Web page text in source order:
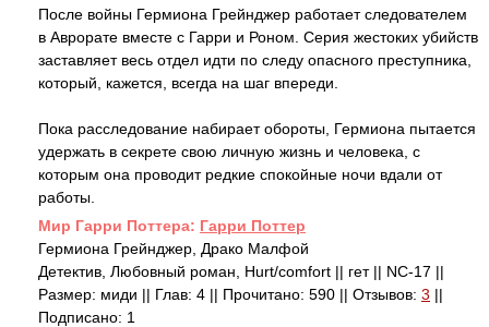
После войны Гермиона Грейнджер работает следователем
в Аврорате вместе с Гарри и Роном. Серия жестоких убийств
заставляет весь отдел идти по следу опасного преступника,
который, кажется, всегда на шаг впереди.
Пока расследование набирает обороты, Гермиона пытается
удержать в секрете свою личную жизнь и человека, с
которым она проводит редкие спокойные ночи вдали от
работы.
Mир Гарри Поттера: Гарри Поттер
Гермиона Грейнджер, Драко Малфой
Детектив, Любовный роман, Hurt/comfort || гет || NC-17 ||
Размер: миди || Глав: 4 || Прочитано: 590 || Отзывов: 3 ||
Подписано: 1